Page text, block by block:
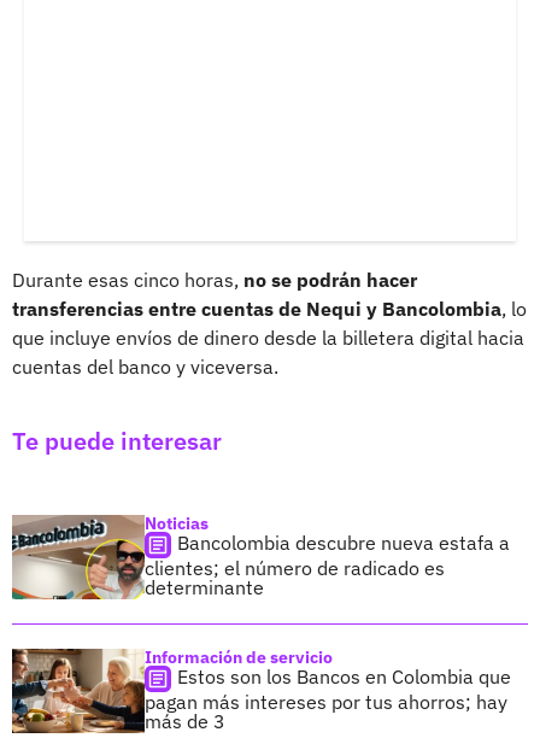
Durante esas cinco horas, no se podrán hacer
transferencias entre cuentas de Nequi y Bancolombia, lo
que incluye envíos de dinero desde la billetera digital hacia
cuentas del banco y viceversa.
Te puede interesar
Noticias
Bancolombia descubre nueva estafa a
clientes; el número de radicado es
determinante
Información de servicio
Estos son los Bancos en Colombia que
pagan más intereses por tus ahorros; hay
más de 3